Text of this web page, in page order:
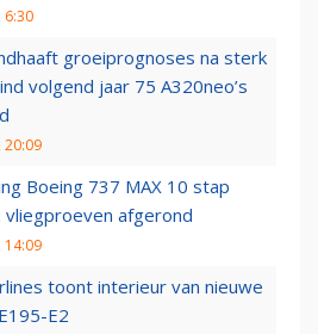
6:30
groeiprognoses na sterk
volgend jaar 75 A320neo’s
20:09
Boeing 737 MAX 10 stap
vliegproeven afgerond
14:09
toont interieur van nieuwe
E2